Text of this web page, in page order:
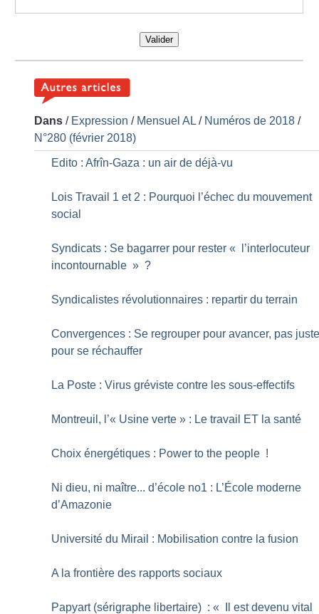
Valider
Dans / Expression / Mensuel AL / Numéros de 2018 /
N°280 (février 2018)
Edito : Afrîn-Gaza : un air de déjà-vu
Lois Travail 1 et 2 : Pourquoi l’échec du mouvement
social
Syndicats : Se bagarrer pour rester «
l’interlocuteur
incontournable » ?
Syndicalistes révolutionnaires : repartir du terrain
Convergences : Se regrouper pour avancer, pas
pour se réchauffer
La Poste : Virus gréviste contre les sous-effectifs
Montreuil, l’« Usine verte » : Le travail ET la santé
Choix énergétiques : Power to the people !
Ni dieu, ni maître... d’école no1 : L’École moderne
d’Amazonie
Université du Mirail : Mobilisation contre la fusion
A la frontière des rapports sociaux
Papyart (sérigraphe libertaire) : «
Il est devenu vital